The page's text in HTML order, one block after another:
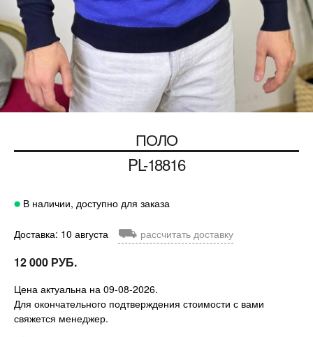
ПОЛО
PL-18816
В наличии, доступно для заказа
Доставка: 10 августа ⛟ рассчитать доставку
12 000 РУБ.
Цена актуальна на 09-08-2026.
Для окончательного подтверждения стоимости с вами
свяжется менеджер.